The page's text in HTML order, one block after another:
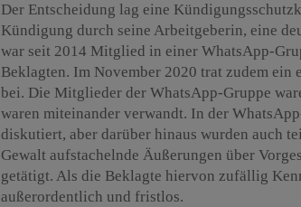
Der Entscheidung lag eine
Kündigung durch seine Arbeitgeberin, eine
war seit 2014 Mitglied in einer WhatsApp-
Beklagten. Im November 2020 trat zudem
bei. Die Mitglieder der WhatsApp-Gruppe
waren miteinander verwandt. In der
diskutiert, aber darüber hinaus wurden auch
Gewalt aufstachelnde Äußerungen über
getätigt. Als die Beklagte hiervon zufällig
außerordentlich und fristlos.